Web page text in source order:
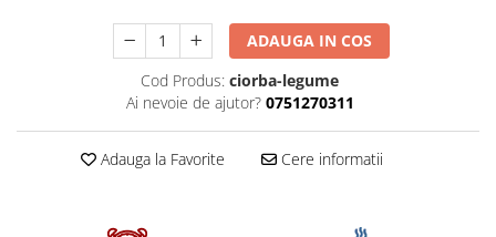
ADAUGA IN COS
Cod Produs: ciorba-legume
Ai nevoie de ajutor? 0751270311
Adauga la Favorite Cere informatii